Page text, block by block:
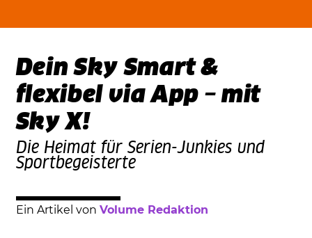
Dein Sky Smart &
flexibel via App – mit
Sky X!
Die Heimat für Serien-Junkies und
Sportbegeisterte
Ein Artikel von Volume Redaktion